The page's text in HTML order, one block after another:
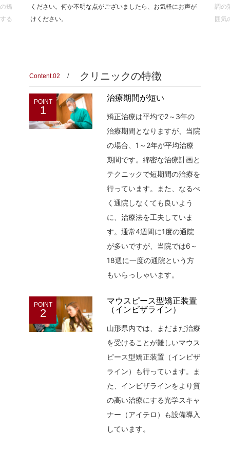
矯
る
ください。何か不明な点がございましたら、お気軽にお声が
けください。
調の
囲気
Content.02 クリニックの特徴
POINT
1
治療期間が短い
矯正治療は平均で2～3年の
治療期間となりますが、当院
の場合、1～2年が平均治療
期間です。綿密な治療計画と
テクニックで短期間の治療を
行っています。また、なるべ
く通院しなくても良いよう
に、治療法を工夫していま
す。通常4週間に1度の通院
が多いですが、当院では6～
18週に一度の通院という方
もいらっしゃいます。
POINT
2
マウスピース型矯正装置
（インビザライン）
山形県内では、まだまだ治療
を受けることが難しいマウス
ピース型矯正装置（インビザ
ライン）も行っています。ま
た、インビザラインをより質
の高い治療にする光学スキャ
ナー（アイテロ）も設備導入
しています。